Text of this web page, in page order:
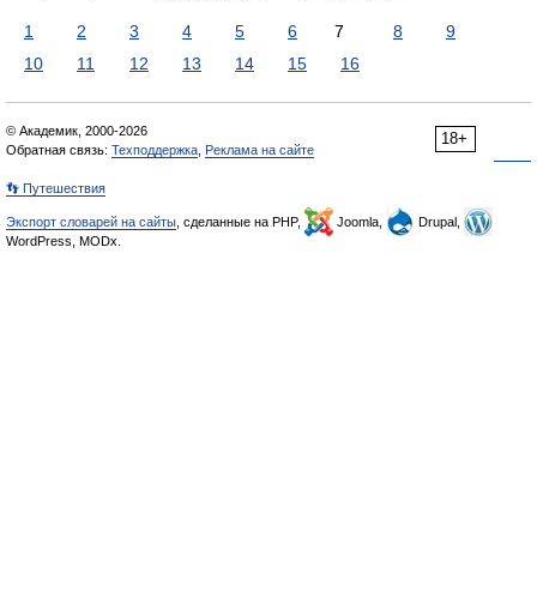
1 2 3 4 5 6 7 8
9
10
11 12 13 14 15 16
18+
© Академик, 2000-2026
Обратная связь: Техподдержка Реклама на сайте
👣 Путешествия
Экспорт словарей на сайты , сделанные на PHP, Joomla,
Drupal,
WordPress, MODx.